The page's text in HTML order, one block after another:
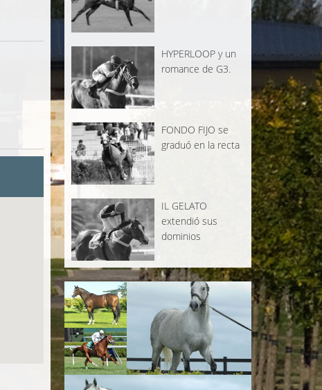
HYPERLOOP y un
romance de G3.
FONDO FIJO se
graduó en la recta
IL GELATO
extendió sus
dominios